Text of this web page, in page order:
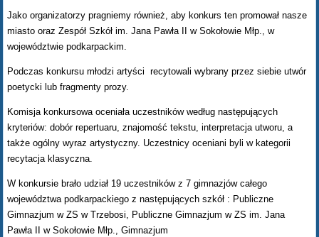
Jako organizatorzy pragniemy również, aby konkurs ten promował nasze
miasto oraz Zespół Szkół im. Jana Pawła II w Sokołowie Młp., w
województwie podkarpackim.
Podczas konkursu młodzi artyści recytowali wybrany przez siebie utwór
poetycki lub fragmenty prozy.
Komisja konkursowa oceniała uczestników według następujących
kryteriów: dobór repertuaru, znajomość tekstu, interpretacja utworu, a
także ogólny wyraz artystyczny. Uczestnicy oceniani byli w kategorii
recytacja klasyczna.
W konkursie brało udział 19 uczestników z 7 gimnazjów całego
województwa podkarpackiego z następujących szkół : Publiczne
Gimnazjum w ZS w Trzebosi, Publiczne Gimnazjum w ZS im. Jana
Pawła II w Sokołowie Młp., Gimnazjum